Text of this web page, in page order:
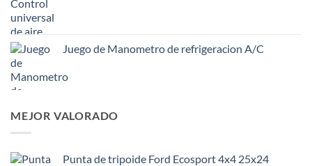
Juego de Manometro de refrigeracion A/C
MEJOR VALORADO
Punta de tripoide Ford Ecosport 4x4 25x24